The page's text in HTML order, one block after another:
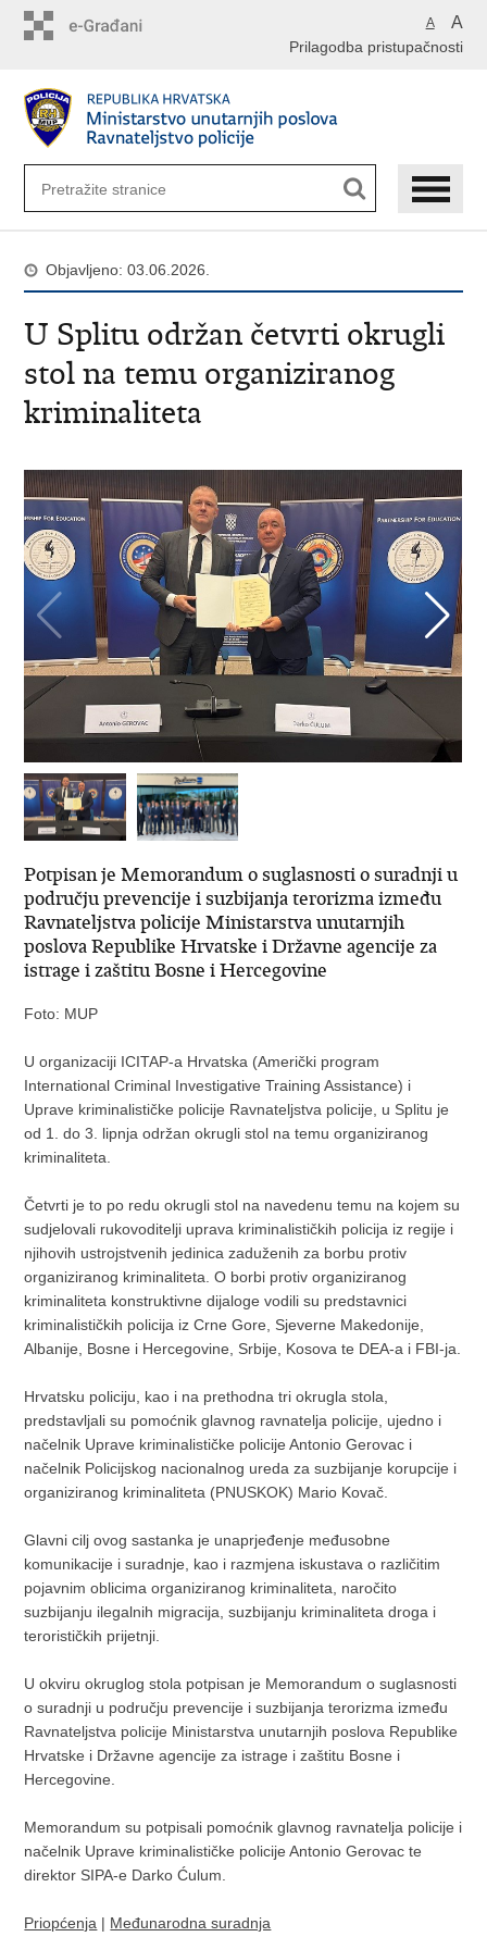
A A
Prilagodba pristupačnosti
Objavljeno: 03.06.2026.
U Splitu održan četvrti okrugli
stol na temu organiziranog
kriminaliteta
Potpisan je Memorandum o suglasnosti o suradnji u
području prevencije i suzbijanja terorizma između
Ravnateljstva policije Ministarstva unutarnjih
poslova Republike Hrvatske i Državne agencije za
istrage i zaštitu Bosne i Hercegovine
Foto: MUP
U organizaciji ICITAP-a Hrvatska (Američki program
International Criminal Investigative Training Assistance) i
Uprave kriminalističke policije Ravnateljstva policije, u Splitu je
od 1. do 3. lipnja održan okrugli stol na temu organiziranog
kriminaliteta.
Četvrti je to po redu okrugli stol na navedenu temu na kojem su
sudjelovali rukovoditelji uprava kriminalističkih policija iz regije i
njihovih ustrojstvenih jedinica zaduženih za borbu protiv
organiziranog kriminaliteta. O borbi protiv organiziranog
kriminaliteta konstruktivne dijaloge vodili su predstavnici
kriminalističkih policija iz Crne Gore, Sjeverne Makedonije,
Albanije, Bosne i Hercegovine, Srbije, Kosova te DEA-a i FBI-ja.
Hrvatsku policiju, kao i na prethodna tri okrugla stola,
predstavljali su pomoćnik glavnog ravnatelja policije, ujedno i
načelnik Uprave kriminalističke policije Antonio Gerovac i
načelnik Policijskog nacionalnog ureda za suzbijanje korupcije i
organiziranog kriminaliteta (PNUSKOK) Mario Kovač.
Glavni cilj ovog sastanka je unaprjeđenje međusobne
komunikacije i suradnje, kao i razmjena iskustava o različitim
pojavnim oblicima organiziranog kriminaliteta, naročito
suzbijanju ilegalnih migracija, suzbijanju kriminaliteta droga i
terorističkih prijetnji.
U okviru okruglog stola potpisan je Memorandum o suglasnosti
o suradnji u području prevencije i suzbijanja terorizma između
Ravnateljstva policije Ministarstva unutarnjih poslova Republike
Hrvatske i Državne agencije za istrage i zaštitu Bosne i
Hercegovine.
Memorandum su potpisali pomoćnik glavnog ravnatelja policije i
načelnik Uprave kriminalističke policije Antonio Gerovac te
direktor SIPA-e Darko Ćulum.
Priopćenja | Međunarodna suradnja